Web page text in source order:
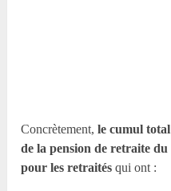
Concrètement,le cumul
de la pension de retraite du
pour les retraités qui ont :